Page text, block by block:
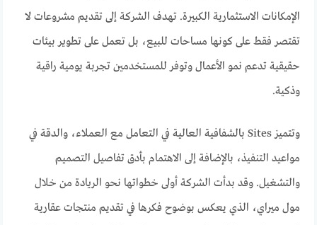
الإمكانات الاستثمارية الكبيرة. تهدف الشركة إلى تقديم مشروعات لا
تقتصر فقط على كونها مساحات للبيع، بل تعمل على تطوير بيئات
حقيقية تدعم نمو الأعمال وتوفر للمستخدمين تجربة يومية راقية
وذكية.
وتتميز Sites بالشفافية العالية في التعامل مع العملاء، والدقة في
مواعيد التنفيذ، بالإضافة إلى الاهتمام بأدق تفاصيل التصميم
والتشغيل. وقد بدأت الشركة أولى خطواتها نحو الريادة من خلال
مول ميراي، الذي يعكس بوضوح فكرها في تقديم منتجات عقارية